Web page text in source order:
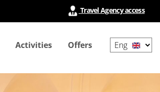
Travel Agency access
Activities Offers
your